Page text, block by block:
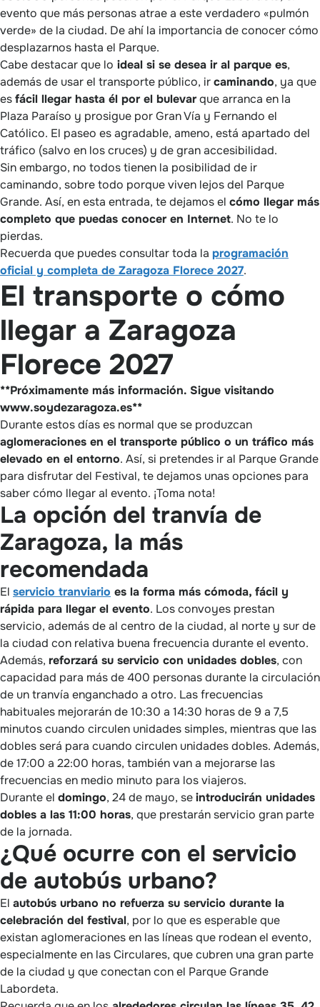
evento que más personas atrae a este verdadero «pulmón
verde» de la ciudad. De ahí la importancia de conocer cómo
desplazarnos hasta el Parque.
Cabe destacar que lo ideal si se desea ir al parque es,
además de usar el transporte público, ircaminando, ya que
esfácil llegar hasta él por el bulevarque arranca en la
Plaza Paraíso y prosigue por Gran Vía y Fernando el
Católico. El paseo es agradable, ameno, está apartado del
tráfico (salvo en los cruces) y de gran accesibilidad.
Sin embargo, no todos tienen la posibilidad de ir
caminando, sobre todo porque viven lejos del Parque
Grande. Así, en esta entrada, te dejamos el cómo llegar más
completo que puedas conocer en Internet. No te lo
pierdas.
Recuerda que puedes consultar toda la programación
oficial y completa de Zaragoza Florece 2027.
El transporte o cómo
llegar a Zaragoza
Florece 2027
**Próximamente más información. Sigue visitando
www.soydezaragoza.es**
Durante estos días es normal que se produzcan
aglomeraciones en el transporte público o un tráfico más
elevado en el entorno. Así, si pretendes ir al Parque Grande
para disfrutar del Festival, te dejamos unas opciones para
saber cómo llegar al evento. ¡Toma nota!
La opción del tranvía de
Zaragoza, la más
recomendada
El servicio tranviario es la forma más cómoda, fácil y
rápida para llegar el evento. Los convoyes prestan
servicio, además de al centro de la ciudad, al norte y sur de
la ciudad con relativa buena frecuencia durante el evento.
Además, reforzará su servicio con unidades dobles, con
capacidad para más de 400 personas durante la circulación
de un tranvía enganchado a otro. Las frecuencias
habituales mejorarán de 10:30 a 14:30 horas de 9 a 7,5
minutos cuando circulen unidades simples, mientras que las
dobles será para cuando circulen unidades dobles. Además,
de 17:00 a 22:00 horas, también van a mejorarse las
frecuencias en medio minuto para los viajeros.
Durante el domingo, 24 de mayo, seintroducirán unidades
dobles a las 11:00 horas, que prestarán servicio gran parte
de la jornada.
¿Qué ocurre con el servicio
de autobús urbano?
El autobús urbano no refuerza su servicio durante la
celebración del festival, por lo que es esperable que
existan aglomeraciones en las líneas que rodean el evento,
especialmente en las Circulares, que cubren una gran parte
de la ciudad y que conectan con el Parque Grande
Labordeta.